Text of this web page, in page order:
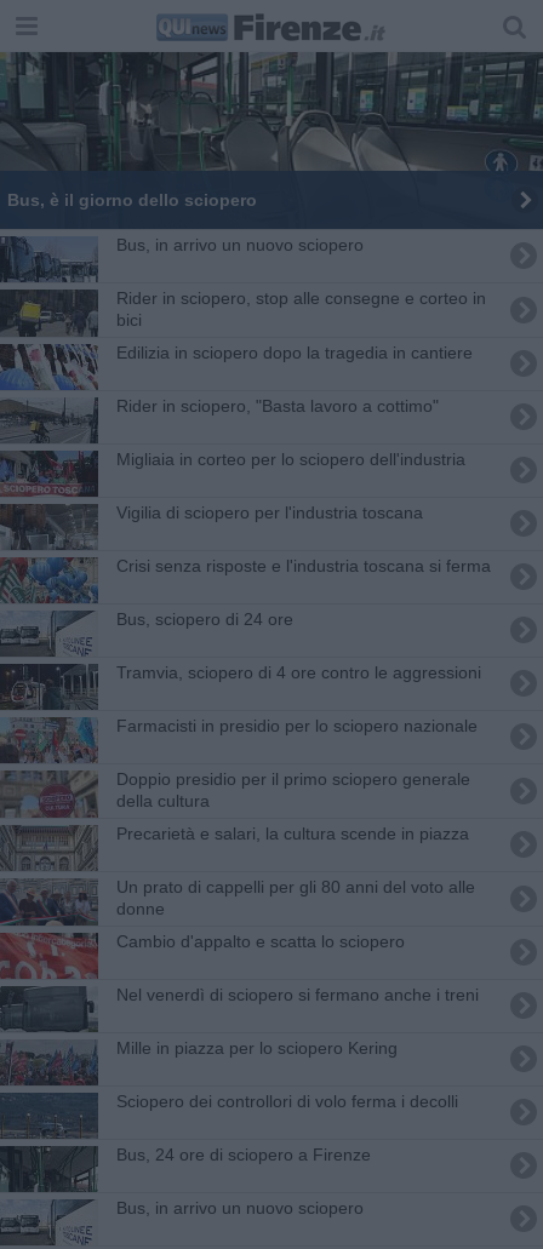
Bus, è il giorno dello sciopero
Bus, in arrivo un nuovo sciopero
Rider in sciopero, stop alle consegne e corteo in
bici
Edilizia in sciopero dopo la tragedia in cantiere
Rider in sciopero, "Basta lavoro a cottimo"
Migliaia in corteo per lo sciopero dell'industria
Vigilia di sciopero per l'industria toscana
Crisi senza risposte e l'industria toscana si ferma
Bus, sciopero di 24 ore
Tramvia, sciopero di 4 ore contro le aggressioni
Farmacisti in presidio per lo sciopero nazionale
Doppio presidio per il primo sciopero generale
della cultura
Precarietà e salari, la cultura scende in piazza
Un prato di cappelli per gli 80 anni del voto alle
donne
Cambio d'appalto e scatta lo sciopero
Nel venerdì di sciopero si fermano anche i treni
Mille in piazza per lo sciopero Kering
Sciopero dei controllori di volo ferma i decolli
Bus, 24 ore di sciopero a Firenze
Bus, in arrivo un nuovo sciopero